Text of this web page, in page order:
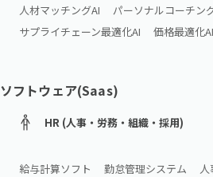
人材マッチングAI
パーソナルコーチン
サプライチェーン最適化AI
価格最適化AI
ソフトウェア(Saas)
HR (人事・労務・組織・採用)
給与計算ソフト 勤怠管理システム
人